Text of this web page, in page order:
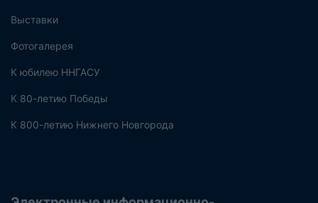
Выставки
Фотогалерея
К юбилею ННГАСУ
К 80-летию Победы
К 800-летию Нижнего Новгорода